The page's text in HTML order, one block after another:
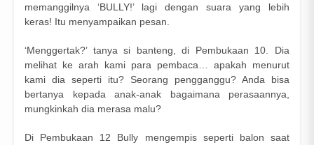
memanggilnya ‘BULLY!’ lagi dengan suara yang lebih
keras! Itu menyampaikan pesan.
‘Menggertak?’ tanya si banteng, di Pembukaan 10. Dia
melihat ke arah kami para pembaca… apakah menurut
kami dia seperti itu? Seorang pengganggu? Anda bisa
bertanya kepada anak-anak bagaimana perasaannya,
mungkinkah dia merasa malu?
Di Pembukaan 12 Bully mengempis seperti balon saat